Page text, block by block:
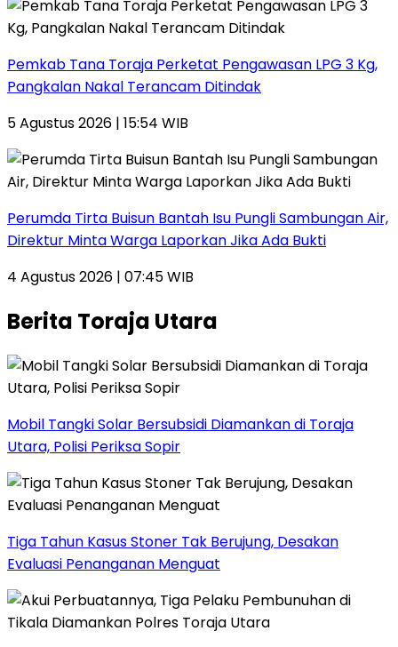
Pemkab Tana Toraja Perketat Pengawasan LPG 3 Kg,
Pangkalan Nakal Terancam Ditindak
5 Agustus 2026 | 15:54 WIB
Perumda Tirta Buisun Bantah Isu Pungli Sambungan Air,
Direktur Minta Warga Laporkan Jika Ada Bukti
4 Agustus 2026 | 07:45 WIB
Berita Toraja Utara
Mobil Tangki Solar Bersubsidi Diamankan di Toraja
Utara, Polisi Periksa Sopir
Tiga Tahun Kasus Stoner Tak Berujung, Desakan
Evaluasi Penanganan Menguat